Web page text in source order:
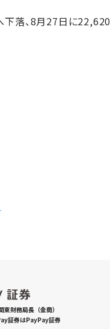
落、8月27日に
財務局長（金商）
証券はPayPay証券